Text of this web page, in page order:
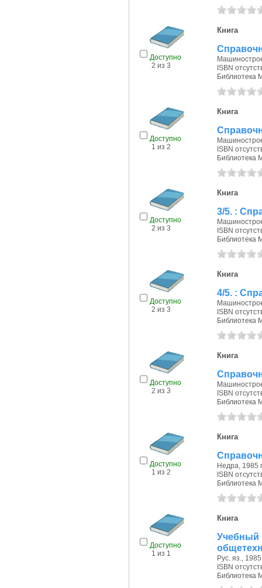
Доступно
2 из 3
Книга
ISBN
Библиотека
Доступно
1 из 2
Книга
ISBN
Библиотека
Доступно
2 из 3
Книга
3/5. :
ISBN
Библиотека
Доступно
2 из 3
Книга
4/5. :
ISBN
Библиотека
Доступно
2 из 3
Книга
ISBN
Библиотека
Доступно
1 из 2
Книга
Недра, 1985
ISBN
Библиотека
Доступно
1 из 1
Книга
Учебный
Рус. яз., 1985
ISBN